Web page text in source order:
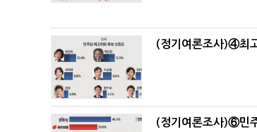
(정기여론조사)④최
(정기여론조사)⑥민